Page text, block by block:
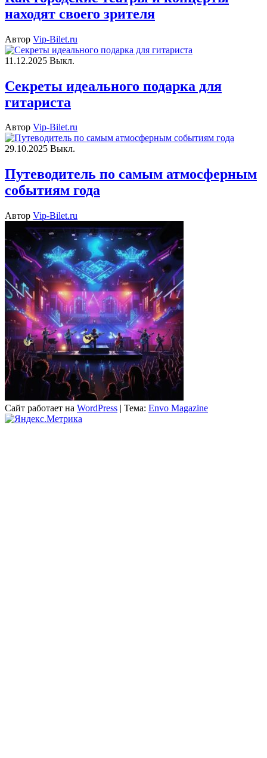
находят своего зрителя
Автор Vip-Bilet.ru
11.12.2025 Выкл.
Секреты идеального подарка для
гитариста
Автор Vip-Bilet.ru
29.10.2025 Выкл.
Путеводитель по самым атмосферным
событиям года
Автор Vip-Bilet.ru
Сайт работает на WordPress | Тема: Envo Magazine